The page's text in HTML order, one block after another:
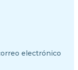
electrónico